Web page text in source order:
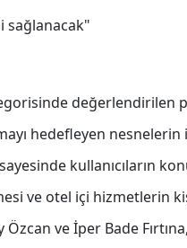
sağlanacak"
değerlendirilen
hedefleyen nesnelerin
kullanıcıların
ve otel içi hizmetlerin
ve İper Bade